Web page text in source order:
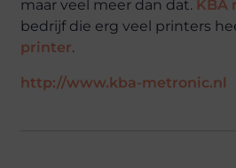
maar veel meer dan dat. KBA
bedrijf die erg veel printers
printer.
http://www.kba-metronic.nl